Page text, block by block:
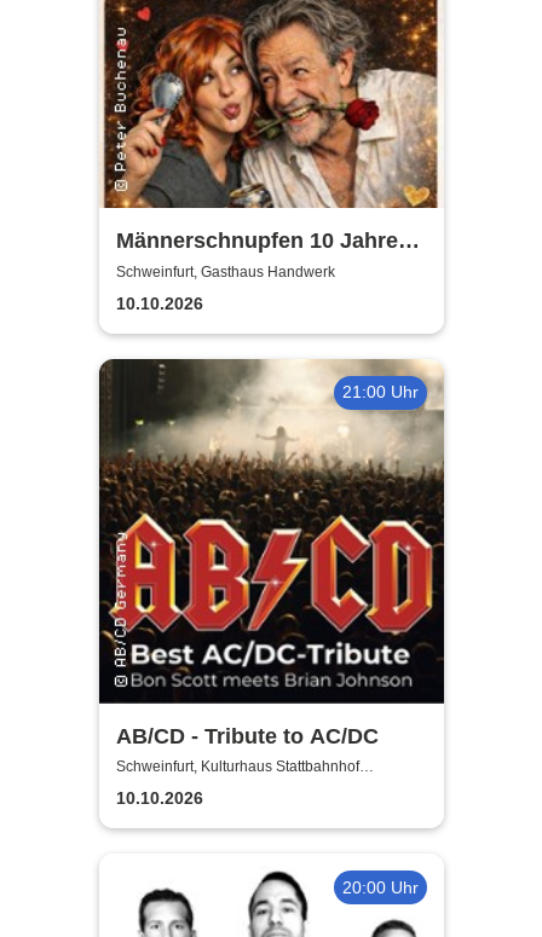
Männerschnupfen 10 Jahre
Jubiläumsshow
Schweinfurt, Gasthaus Handwerk
10.10.2026
21:00 Uhr
AB/CD - Tribute to AC/DC
Schweinfurt, Kulturhaus Stattbahnhof
Schweinfurt
10.10.2026
20:00 Uhr